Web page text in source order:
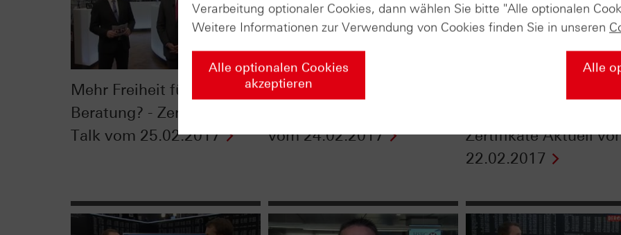
Mehr Freiheit für die
Beratung? - Zertifikate
Talk vom 25.02.2017
Beim Goldpreis den Turbo
vom 24.02.2017
Zertifikate Aktuell
22.02.2017
Verarbeitung optionaler Cookies, dann wählen Sie bitte "Alle optionalen
Weitere Informationen zur Verwendung von Cookies finden Sie in unseren
Alle optionalen Cookies
akzeptieren
Alle